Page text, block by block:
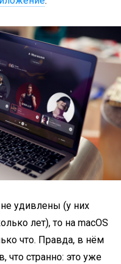
удивлены (у них
лет), то на macOS
что. Правда, в нём
что странно: это уже